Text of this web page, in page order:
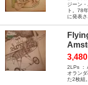
ジーン
ト。78
に発表さ
2LPs ：
オラン
た2枚組